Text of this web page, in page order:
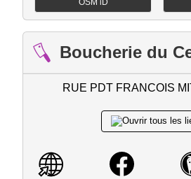
Boucherie du
RUE PDT FRANCOIS